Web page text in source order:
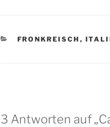
KATEGORIEN
FRONKREISCH ,
3 Antworten auf